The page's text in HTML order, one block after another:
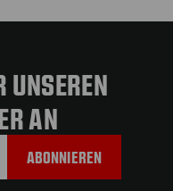
UNSEREN
AN